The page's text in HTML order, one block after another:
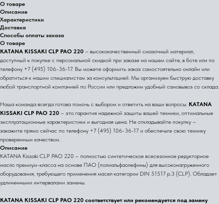
О товаре
Описание
Характеристики
Доставка
Способы оплаты заказа
О товаре
KATANA KISSAKI CLP PAO 220 – высококачественный смазочный материал,
доступный к покупке с персональной скидкой при заказе на нашем сайте, в боте или по
телефону +7 (495) 106-36-17. Вы можете оформить заказ самостоятельно онлайн или
обратиться к нашим специалистам за консультацией. Мы организуем быструю доставку
любой транспортной компанией по России или предложим удобный самовывоз со склада.
Наша команда всегда готова помочь с выбором и ответить на ваши вопросы. KATANA
KISSAKI CLP PAO 220 – это гарантия надежной защиты вашей техники, оптимальные
эксплуатационные характеристики и выгодная цена. Не откладывайте покупку –
закажите прямо сейчас по телефону +7 (495) 106-36-17 и обеспечьте свою технику
проверенным качеством.
Описание
KATANA Kissaki CLP PAO 220 – полностью синтетическое всесезонное редукторное
масло премиум-класса на основе ПАО (полиальфаолефины) для высоконагруженного
оборудования, требующего применения масел категории DIN 51517 p.3 (CLP). Обладает
удлиненными интервалами замены.
KATANA KISSAKI CLP PAO 220 соответствует или рекомендуется под замену